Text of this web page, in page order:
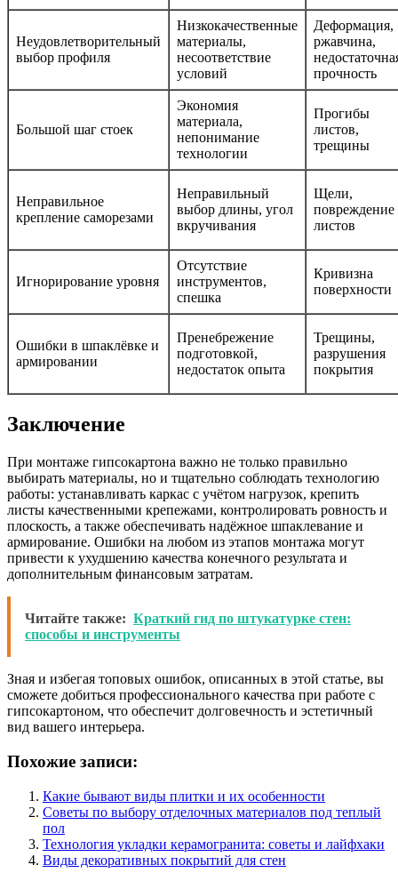
Неудовлетворительный
выбор профиля
Низкокачественные
материалы,
несоответствие
условий
Деформация,
ржавчина,
прочность
Большой шаг стоек
Экономия
материала,
непонимание
технологии
Прогибы
листов,
трещины
Неправильное
крепление саморезами
Неправильный
выбор длины, угол
вкручивания
Щели,
повреждение
листов
Игнорирование уровня
Отсутствие
инструментов,
спешка
Кривизна
поверхности
Ошибки в шпаклёвке и
армировании
Пренебрежение
подготовкой,
недостаток опыта
Трещины,
разрушения
покрытия
Заключение
При монтаже гипсокартона важно не только правильно
выбирать материалы, но и тщательно соблюдать технологию
работы: устанавливать каркас с учётом нагрузок, крепить
листы качественными крепежами, контролировать ровность и
плоскость, а также обеспечивать надёжное шпаклевание и
армирование. Ошибки на любом из этапов монтажа могут
привести к ухудшению качества конечного результата и
дополнительным финансовым затратам.
Читайте также: Краткий гид по штукатурке стен:
способы и инструменты
Зная и избегая топовых ошибок, описанных в этой статье, вы
сможете добиться профессионального качества при работе с
гипсокартоном, что обеспечит долговечность и эстетичный
вид вашего интерьера.
Похожие записи:
Какие бывают виды плитки и их особенности
Советы по выбору отделочных материалов под теплый
пол
Технология укладки керамогранита: советы и лайфхаки
Виды декоративных покрытий для стен